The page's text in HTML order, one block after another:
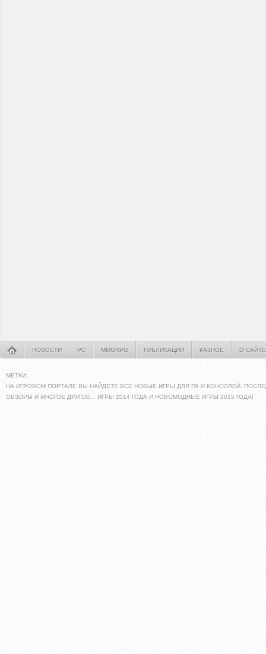
НОВОСТИ PC MMORPG ПУБЛИКАЦИИ РАЗНОЕ О САЙТЕ
МЕТКИ:
НА ИГРОВОМ ПОРТАЛЕ ВЫ НАЙДЕТЕ ВСЕ НОВЫЕ ИГРЫ ДЛЯ ПК И КОНСОЛЕЙ.
ОБЗОРЫ И МНОГОЕ ДРУГОЕ... ИГРЫ 2014 ГОДА И НОВОМОДНЫЕ ИГРЫ 2015 ГОДА!